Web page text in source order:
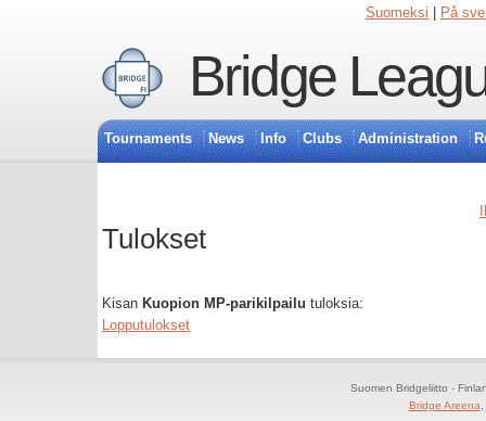
Suomeksi På
Bridge
Tournaments News Info Clubs Administration
Tulokset
Kisan Kuopion MP-parikilpailu tuloksia:
Lopputulokset
Suomen Bridgeliitto -
Bridge Areena